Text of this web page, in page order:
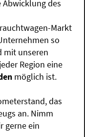
des
Markt
so
mit unseren
Region eine
möglich ist.
das
an. Nimm
gerne ein